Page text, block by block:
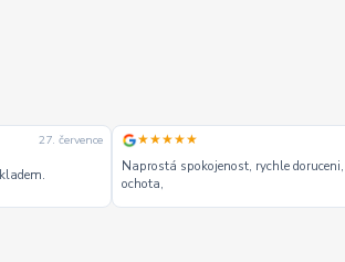
15. července ★★★★★
nakupoval jsem poprvé a